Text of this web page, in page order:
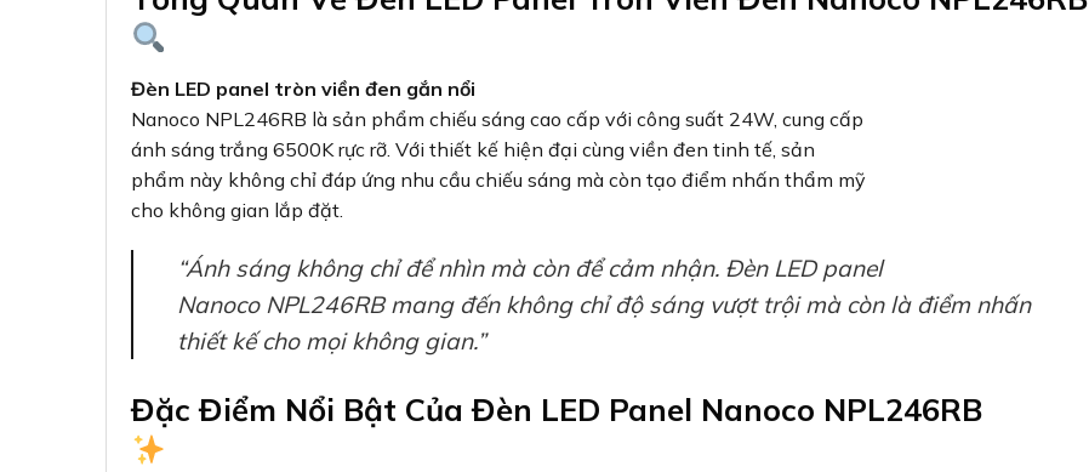
Đèn LED panel tròn viền đen gắn nổi
Nanoco NPL246RB là sản phẩm chiếu sáng cao cấp với công suất 24W, cung cấp
ánh sáng trắng 6500K rực rỡ. Với thiết kế hiện đại cùng viền đen tinh tế, sản
phẩm này không chỉ đáp ứng nhu cầu chiếu sáng mà còn tạo điểm nhấn thẩm mỹ
cho không gian lắp đặt.
“Ánh sáng không chỉ để nhìn mà còn để cảm nhận. Đèn LED panel
Nanoco NPL246RB mang đến không chỉ độ sáng vượt trội mà còn là điểm nhấn
thiết kế cho mọi không gian.”
Đặc Điểm Nổi Bật Của Đèn LED Panel Nanoco NPL246RB